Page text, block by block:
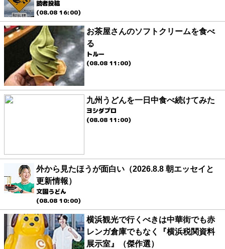
読者投稿
(08.08 16:00)
お茶屋さんのソフトクリームを食べ
る
トルー
(08.08 11:00)
九州うどんを一日中食べ続けてみた
ヨシダプロ
(08.08 11:00)
外から見たほうが面白い（2026.8.8 朝エッセイと
更新情報）
文園うどん
(08.08 10:00)
横浜観光で行くべきは中華街でも赤
レンガ倉庫でもなく『横浜税関資料
展示室』（傑作選）